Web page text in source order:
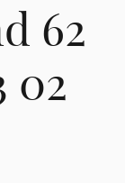
62
02